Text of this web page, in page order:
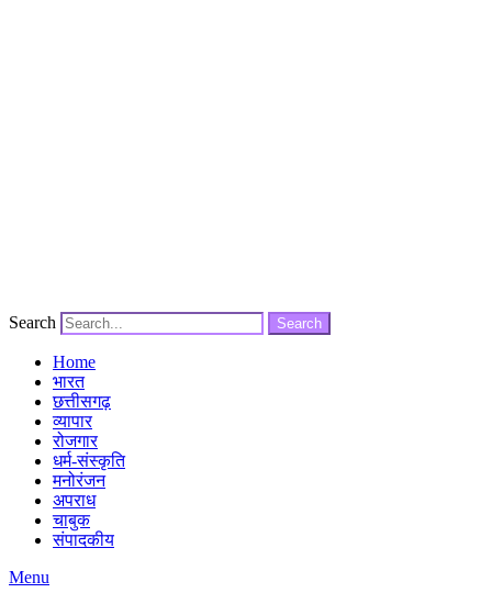
Search Search
Home
भारत
छत्तीसगढ़
व्यापार
रोजगार
धर्म-संस्कृति
मनोरंजन
अपराध
चाबुक
संपादकीय
Menu